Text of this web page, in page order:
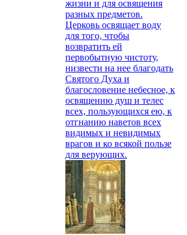
жизни и для освящения
разных предметов.
Церковь освящает воду
для того, чтобы
возвратить ей
первобытную чистоту,
низвести на нее благодать
Святого Духа и
благословение небесное, к
освящению душ и телес
всех, пользующихся ею, к
отгнанию наветов всех
видимых и невидимых
врагов и ко всякой пользе
для верующих.